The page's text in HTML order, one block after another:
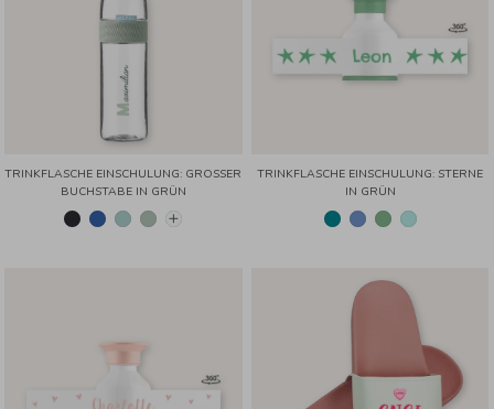
TRINKFLASCHE EINSCHULUNG: GROSSER B
UCHSTABE IN GRÜN
TRINKFLASCHE EINSCHULUNG: STERNE
IN GRÜN